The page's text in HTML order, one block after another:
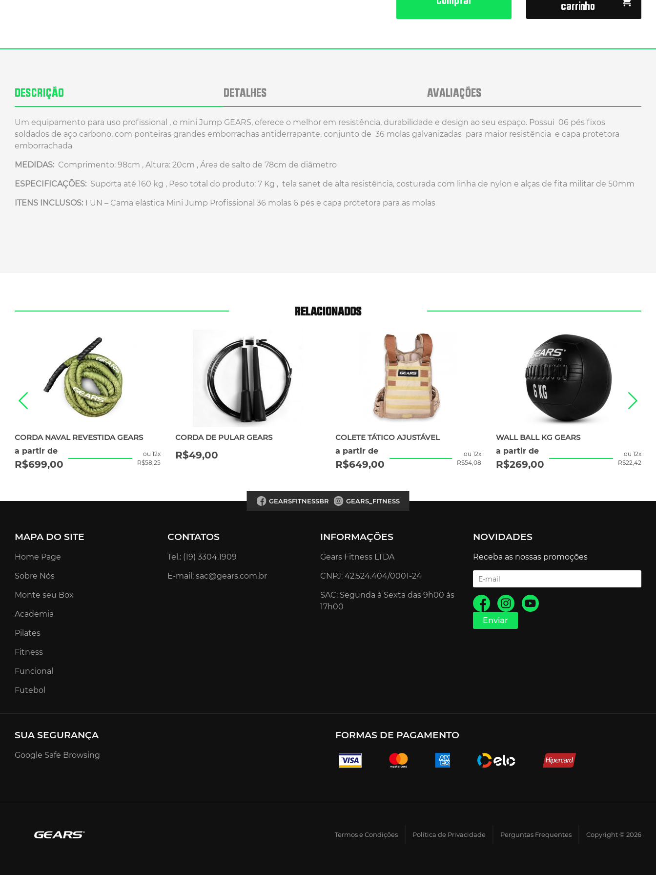
carrinho
DESCRIÇÃO DETALHES AVALIAÇÕES
Um equipamento para uso profissional , o mini Jump GEARS, oferece o melhor em resistência, durabilidade e design ao seu espaço. Possui 06 pés fixos
soldados de aço carbono, com ponteiras grandes emborrachas antiderrapante, conjunto de 36 molas galvanizadas para maior resistência e capa protetora
emborrachada
MEDIDAS: Comprimento: 98cm , Altura: 20cm , Área de salto de 78cm de diâmetro
ESPECIFICAÇÕES: Suporta até 160 kg , Peso total do produto: 7 Kg , tela sanet de alta resistência, costurada com linha de nylon e alças de fita militar de 50mm
ITENS INCLUSOS: 1 UN – Cama elástica Mini Jump Profissional 36 molas 6 pés e capa protetora para as molas
RELACIONADOS
CORDA NAVAL REVESTIDA GEARS
ou 12x
R$58,25
a partir de
R$699,00
CORDA DE PULAR GEARS
R$49,00
COLETE TÁTICO AJUSTÁVEL
ou 12x
R$54,08
a partir de
R$649,00
WALL BALL KG GEARS
ou 12x
R$22,42
a partir de
R$269,00
GEARSFITNESSBR GEARS_FITNESS
MAPA DO SITE
Home Page
Sobre Nós
Monte seu Box
Academia
Pilates
Fitness
Funcional
Futebol
CONTATOS
Tel.: (19) 3304.1909
E-mail: sac@gears.com.br
INFORMAÇÕES
Gears Fitness LTDA
CNPJ: 42.524.404/0001-24
SAC: Segunda à Sexta das 9h00 às
17h00
NOVIDADES
Receba as nossas promoções
SUA SEGURANÇA
Google Safe Browsing
FORMAS DE PAGAMENTO
Termos e Condições Política de Privacidade Perguntas Frequentes Copyright © 2026